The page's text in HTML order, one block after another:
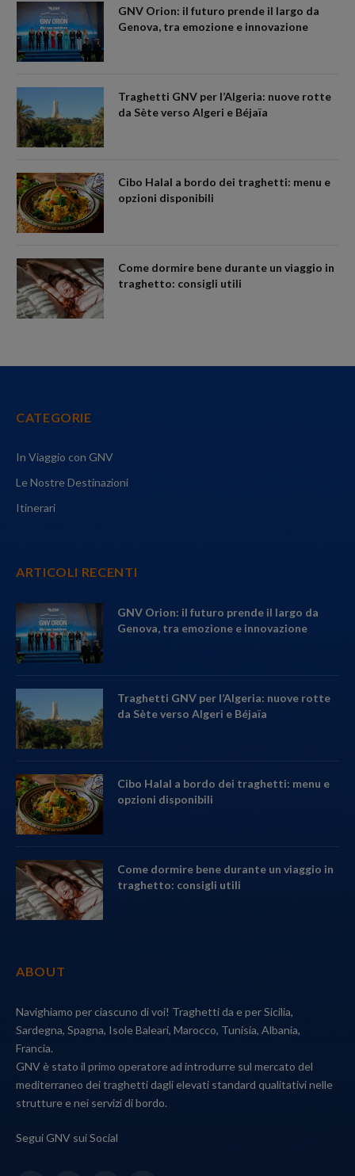
GNV Orion: il futuro prende il largo da
Genova, tra emozione e innovazione
Traghetti GNV per l’Algeria: nuove rotte
da Sète verso Algeri e Béjaïa
Cibo Halal a bordo dei traghetti: menu e
opzioni disponibili
Come dormire bene durante un viaggio in
traghetto: consigli utili
CATEGORIE
In Viaggio con GNV
Le Nostre Destinazioni
Itinerari
ARTICOLI RECENTI
GNV Orion: il futuro prende il largo da
Genova, tra emozione e innovazione
Traghetti GNV per l’Algeria: nuove rotte
da Sète verso Algeri e Béjaïa
Cibo Halal a bordo dei traghetti: menu e
opzioni disponibili
Come dormire bene durante un viaggio in
traghetto: consigli utili
ABOUT
Navighiamo per ciascuno di voi! Traghetti da e per Sicilia,
Sardegna, Spagna, Isole Baleari, Marocco, Tunisia, Albania,
Francia.
GNV è stato il primo operatore ad introdurre sul mercato del
mediterraneo dei traghetti dagli elevati standard qualitativi nelle
strutture e nei servizi di bordo.
Segui GNV sui Social